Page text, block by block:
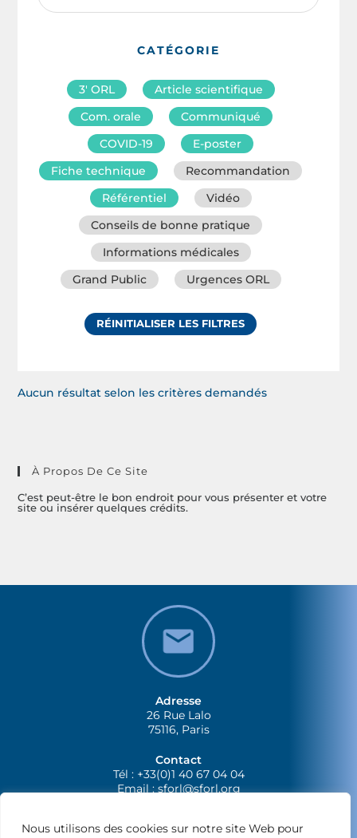
Nous utilisons des cookies sur notre site Web pour
CATÉGORIE
3′ ORL
Article scientifique
Com. orale
Communiqué
COVID-19
E-poster
Fiche technique
Recommandation
Référentiel
Vidéo
Conseils de bonne pratique
Informations médicales
Grand Public
Urgences ORL
RÉINITIALISER LES FILTRES
Aucun résultat selon les critères demandés
À Propos De Ce Site
C’est peut-être le bon endroit pour vous présenter et votre
site ou insérer quelques crédits.
Adresse
26 Rue Lalo
75116, Paris
Contact
Tél : +33(0)1 40 67 04 04
Email :sforl@sforl.org